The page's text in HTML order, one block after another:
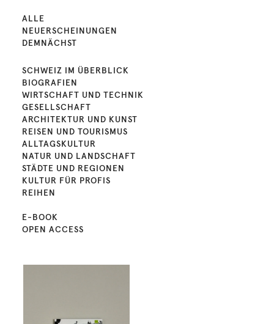
ALLE
NEUERSCHEINUNGEN
DEMNÄCHST
SCHWEIZ IM ÜBERBLICK
BIOGRAFIEN
WIRTSCHAFT UND TECHNIK
GESELLSCHAFT
ARCHITEKTUR UND KUNST
REISEN UND TOURISMUS
ALLTAGSKULTUR
NATUR UND LANDSCHAFT
STÄDTE UND REGIONEN
KULTUR FÜR PROFIS
REIHEN
E-BOOK
OPEN ACCESS